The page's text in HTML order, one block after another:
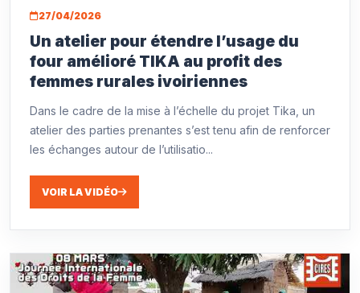
27/04/2026
Un atelier pour étendre l’usage du
four amélioré TIKA au profit des
femmes rurales ivoiriennes
Dans le cadre de la mise à l’échelle du projet Tika, un
atelier des parties prenantes s’est tenu afin de renforcer
les échanges autour de l’utilisatio...
VOIR LA VIDÉO